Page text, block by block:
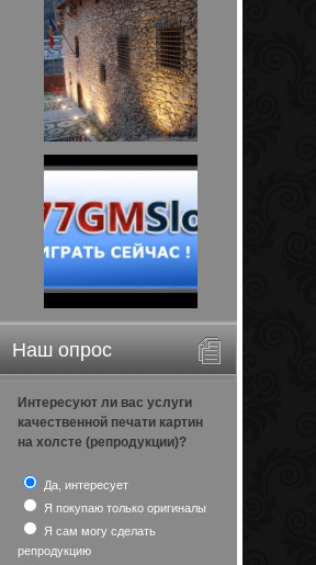
Наш опрос
Интересуют ли вас услуги
качественной печати картин
на холсте (репродукции)?
Да, интересует
Я покупаю только оригиналы
Я сам могу сделать
репродукцию